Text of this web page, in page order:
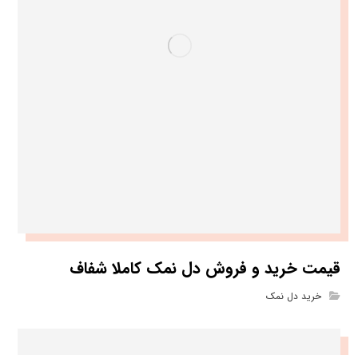
قیمت خرید و فروش دل نمک کاملا شفاف
خرید دل نمک